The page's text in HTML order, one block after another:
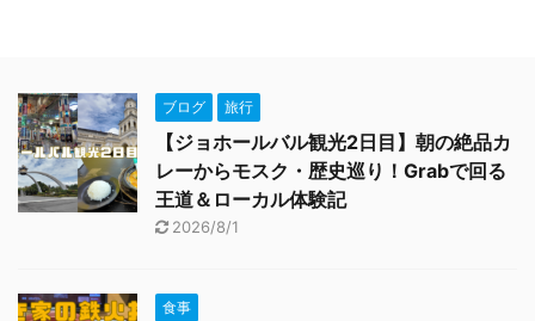
ブログ 旅行
【ジョホールバル観光2日目】朝の絶品カ
レーからモスク・歴史巡り！Grabで回る
王道＆ローカル体験記
2026/8/1
食事